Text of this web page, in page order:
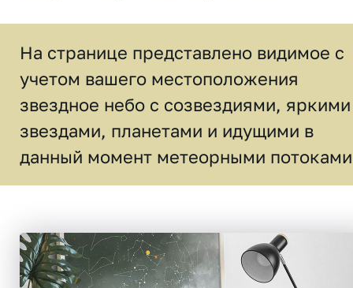
На странице представлено видимое c
учетом вашего местоположения
звездное небо c созвездиями, яркими
звездами, планетами и идущими в
данный момент метеорными